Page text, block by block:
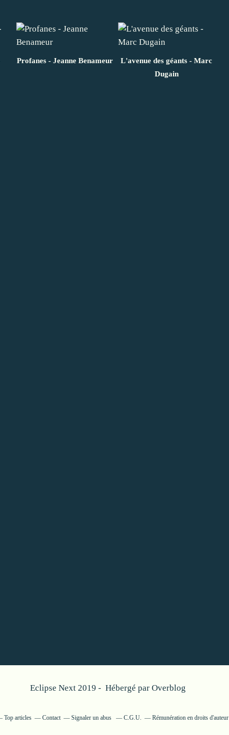
Profanes - Jeanne Benameur
L'avenue des géants - Marc
Dugain
Eclipse Next 2019 - Hébergé par Overblog
Top articles Contact Signaler un abus C.G.U. Rémunération en droits d'auteur